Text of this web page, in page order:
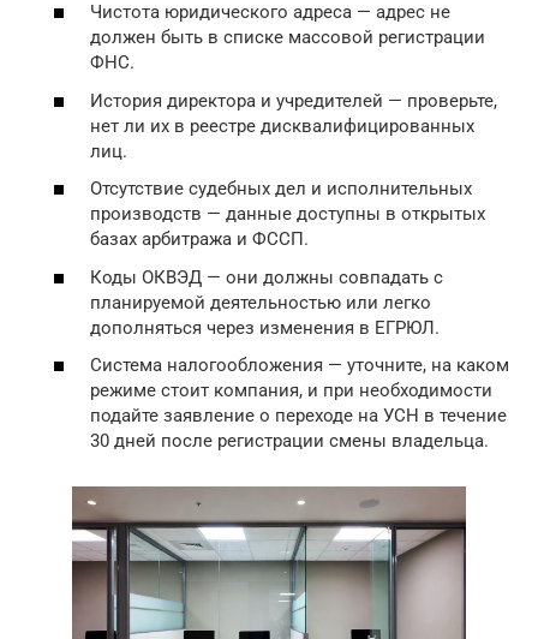
Чистота юридического адреса — адрес не
должен быть в списке массовой регистрации
ФНС.
История директора и учредителей — проверьте,
нет ли их в реестре дисквалифицированных
лиц.
Отсутствие судебных дел и исполнительных
производств — данные доступны в открытых
базах арбитража и ФССП.
Коды ОКВЭД — они должны совпадать с
планируемой деятельностью или легко
дополняться через изменения в ЕГРЮЛ.
Система налогообложения — уточните, на каком
режиме стоит компания, и при необходимости
подайте заявление о переходе на УСН в течение
30 дней после регистрации смены владельца.